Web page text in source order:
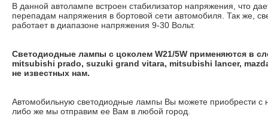
В данной автолампе встроен стабилизатор напряжения, что
перепадам напряжения в бортовой сети автомобиля. Так же,
работает в диапазоне напряжения 9-30 Вольт.
Светодиодные лампы с цоколем W21/5W применяются в
mitsubishi prado, suzuki grand vitara, mitsubishi lancer,
не известных нам.
Автомобильную светодиодные лампы Вы можете приобрести с
либо же мы отправим ее Вам в любой город.